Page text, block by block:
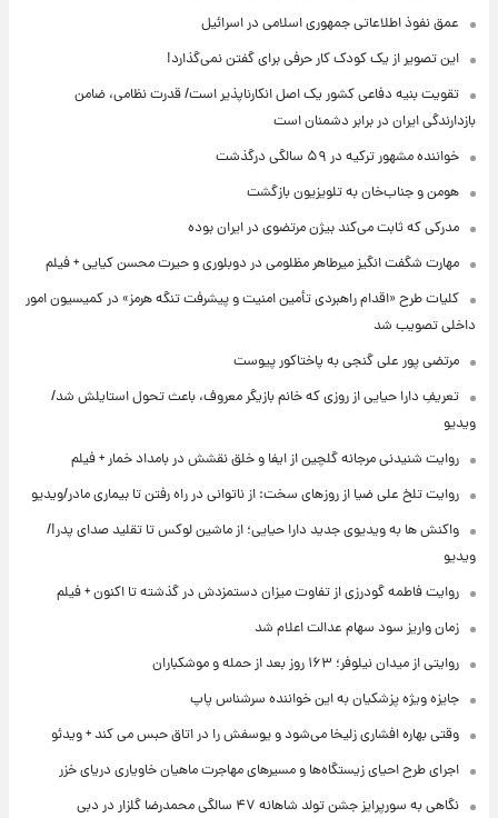
عمق نفوذ اطلاعاتی جمهوری اسلامی در اسرائیل
این تصویر از یک کودک کار حرفی برای گفتن نمی‌گذارد!
تقویت بنیه دفاعی کشور یک اصل انکارناپذیر است/ قدرت نظامی، ضامن
بازدارندگی ایران در برابر دشمنان است
خواننده مشهور ترکیه در ۵۹ سالگی درگذشت
هومن و جناب‌خان به تلویزیون بازگشت
مدرکی که ثابت می‌کند بیژن مرتضوی در ایران بوده
مهارت شگفت انگیز میرطاهر مظلومی در دوبلوری و حیرت محسن کیایی + فیلم
کلیات طرح «اقدام راهبردی تأمین امنیت و پیشرفت تنگه هرمز» در کمیسیون امور
داخلی تصویب شد
مرتضی پور علی گنجی به پاختاکور پیوست
تعریفِ دارا حیایی از روزی که خانم بازیگر معروف، باعث تحول استایلش شد/
ویدیو
روایت شنیدنی مرجانه گلچین از ایفا و خلق نقشش در بامداد خمار + فیلم
روایت تلخ علی ضیا از روزهای سخت: از ناتوانی در راه رفتن تا بیماری مادر/ویدیو
واکنش ها به ویدیوی جدید دارا حیایی؛ از ماشین لوکس تا تقلید صدای پدر!/
ویدیو
روایت فاطمه گودرزی از تفاوت میزان دستمزدش در گذشته تا اکنون + فیلم
زمان واریز سود سهام عدالت اعلام شد
روایتی از میدان نیلوفر؛ ۱۶۳ روز بعد از حمله و موشکباران
جایزه ویژه پزشکیان به این خواننده سرشناس پاپ
وقتی بهاره افشاری زلیخا می‌شود و یوسفش را در اتاق حبس می کند + ویدئو
اجرای طرح احیای زیستگاه‌ها و مسیرهای مهاجرت ماهیان خاویاری دریای خزر
نگاهی به سورپرایز جشن تولد شاهانه ۴۷ سالگی محمدرضا گلزار در دبی